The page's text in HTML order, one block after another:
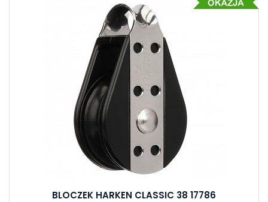
BLOCZEK HARKEN CLASSIC 38 17786